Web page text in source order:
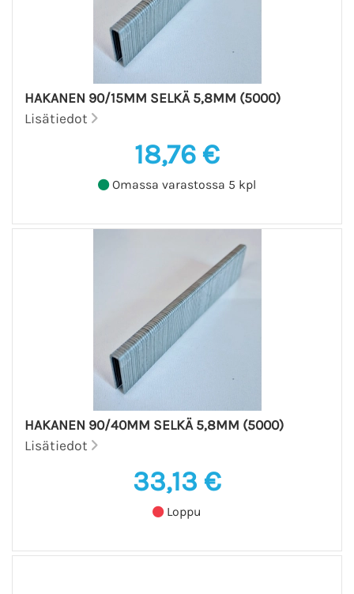
HAKANEN 90/15MM SELKÄ 5,8MM (5000)
Lisätiedot
18,76 €
Omassa varastossa 5 kpl
HAKANEN 90/40MM SELKÄ 5,8MM (5000)
Lisätiedot
33,13 €
Loppu